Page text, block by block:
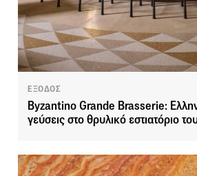
ΕΞΟΔΟΣ
Byzantino Grande Brasserie:
γεύσεις στο θρυλικό εστιατόριο